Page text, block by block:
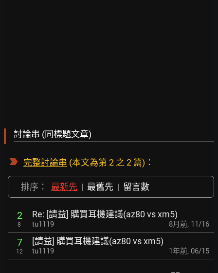
討論串 (同標題文章)
完整討論串 (本文為第 2 之 2 篇)：
排序： 最新先 | 最舊先 | 留言數
2
8
Re: [請益] 購買耳機建議(az80 vs xm5)
tu1119 8月前, 11/16
7
12
[請益] 購買耳機建議(az80 vs xm5)
tu1119 1年前, 06/15